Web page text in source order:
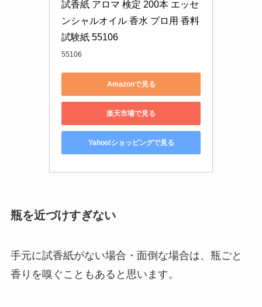
試香紙 アロマ 検定 200本 エッセ
ンシャルオイル 香水 プロ用 香料
試験紙 55106
55106
Amazonで見る
楽天市場で見る
Yahoo!ショッピングで見る
瓶を近づけすぎない
手元に試香紙がない場合・面倒な場合は、瓶ごと
香りを嗅ぐこともあると思います。